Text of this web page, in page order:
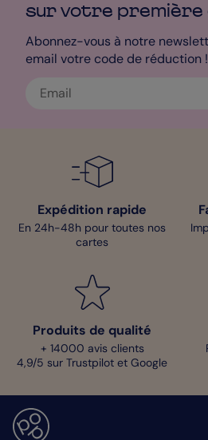
sur votre première
Abonnez-vous à notre
email votre code de réduction !
Expédition rapide
En 24h-48h pour toutes nos
cartes
Produits de qualité
+ 14000 avis clients
4,9/5 sur Trustpilot et Google